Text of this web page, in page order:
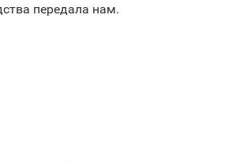
передала нам.